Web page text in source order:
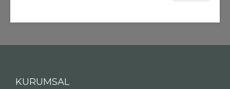
KURUMSAL